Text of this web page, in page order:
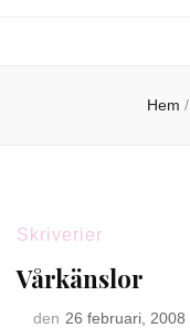
Hem /
Skriverier
Vårkänslor
den 26 februari, 2008